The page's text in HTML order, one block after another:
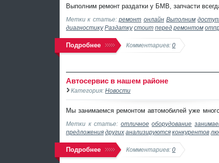
Выполним ремонт раздатки у БМВ, запчасти
Метки к статье:ремонт онлайн Выполним
диагностику Раздатку стоит перед ремонтом
Подробнее Комментариев: 0
Автосервис в нашем районе
Категория: Новости
Мы занимаемся ремонтом автомобилей уже
Метки к статье: отличное оборудование
предложения других анализируются конкурентов
Подробнее Комментариев: 0